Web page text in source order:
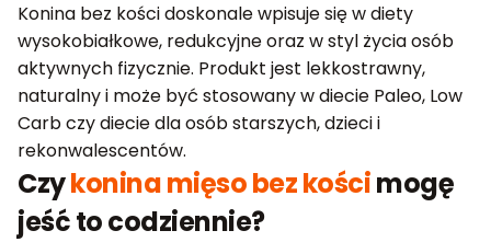
Konina bez kości doskonale wpisuje się w diety
wysokobiałkowe, redukcyjne oraz w styl życia osób
aktywnych fizycznie. Produkt jest lekkostrawny,
naturalny i może być stosowany w diecie Paleo, Low
Carb czy diecie dla osób starszych, dzieci i
rekonwalescentów.
Czykonina mięso bez kościmogę
jeść to codziennie?